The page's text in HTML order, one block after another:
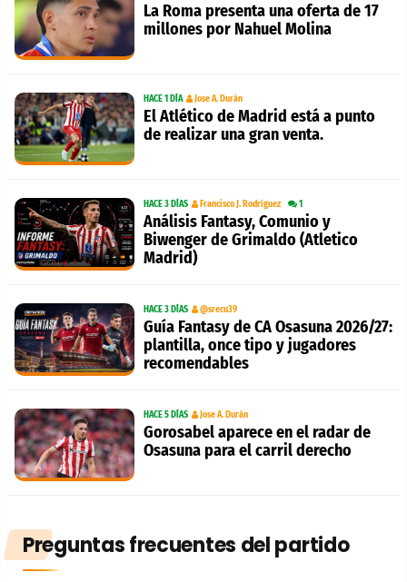
La Roma presenta una oferta de 17
millones por Nahuel Molina
HACE 1 DÍA Jose A. Durán
El Atlético de Madrid está a punto
de realizar una gran venta.
HACE 3 DÍAS Francisco J. Rodríguez 1
Análisis Fantasy, Comunio y
Biwenger de Grimaldo (Atletico
Madrid)
HACE 3 DÍAS @srecu39
Guía Fantasy de CA Osasuna 2026/27:
plantilla, once tipo y jugadores
recomendables
HACE 5 DÍAS Jose A. Durán
Gorosabel aparece en el radar de
Osasuna para el carril derecho
Preguntas frecuentes del partido